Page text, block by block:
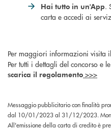
Hai tutto in un'App.
carta e accedi ai
Per maggiori informazioni visita il
Per tutti i dettagli del concorso e
scarica il regolamento >>>
Messaggio pubblicitario con finalità
dal 10/01/2023 al 31/12/2023.
All'emissione della carta di credito è